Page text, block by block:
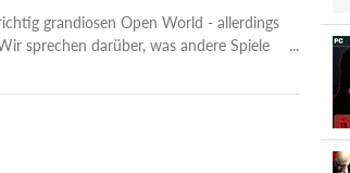
grandiosen Open World - allerdings
sprechen darüber, was andere Spiele
samt Podcast-Version - Alle Folgen des